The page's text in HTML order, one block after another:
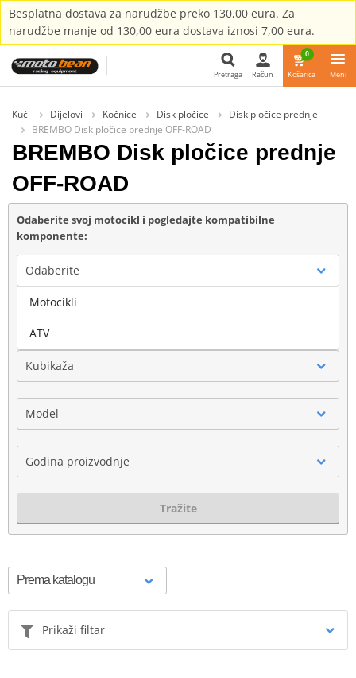
Besplatna dostava za narudžbe preko 130,00 eura. Za
narudžbe manje od 130,00 eura dostava iznosi 7,00 eura.
Pretraga
Pretraga Račun
0
Košarica Meni
Kući Dijelovi Kočnice Disk pločice
Disk pločice prednje
BREMBO Disk pločice prednje OFF-ROAD
BREMBO Disk pločice prednje
OFF-ROAD
Odaberite svoj motocikl i pogledajte kompatibilne
komponente:
Odaberite
Marka
Kubikaža
Model
Godina proizvodnje
Tražite
Prikaži filtar
Motocikli
ATV